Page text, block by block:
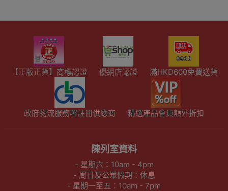
【正版正貨】商標認證 優網店認證 滿HKD600免費送貨
政府物流服務署註冊供應商 精選產品會員額外折扣
陳列室資料
- 星期六：10am - 4pm
- 周日及公眾假期：休息
- 星期一至五：10am - 7pm